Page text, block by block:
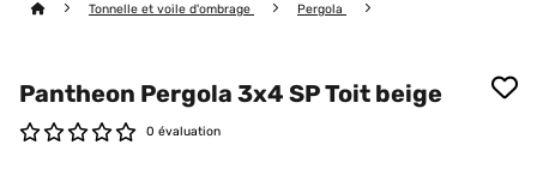
Tonnelle et voile d'ombrage Pergola
Pantheon Pergola 3x4 SP Toit beige
0 évaluation